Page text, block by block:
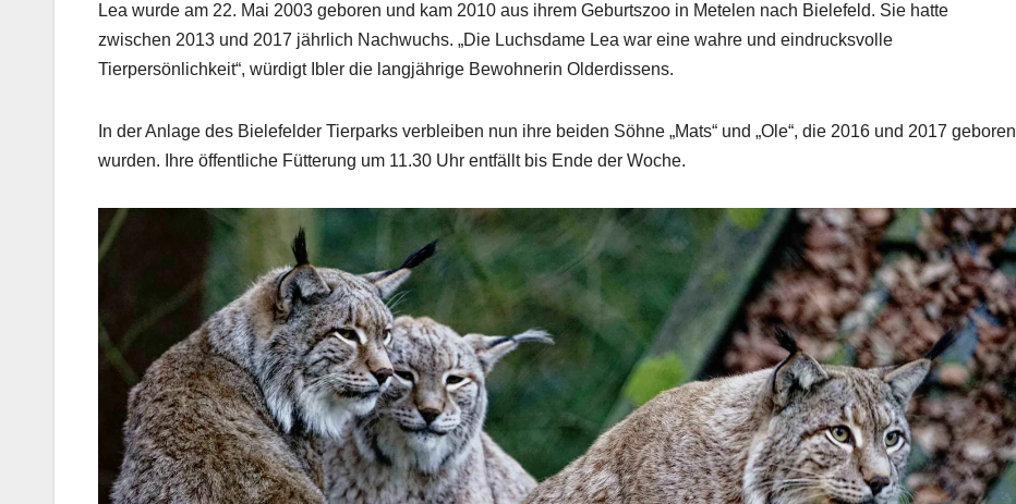
Lea wurde am 22. Mai 2003 geboren und kam 2010 aus ihrem Geburtszoo in Metelen nach Bielefeld. Sie hatte
zwischen 2013 und 2017 jährlich Nachwuchs. „Die Luchsdame Lea war eine wahre und eindrucksvolle
Tierpersönlichkeit“, würdigt Ibler die langjährige Bewohnerin Olderdissens.
In der Anlage des Bielefelder Tierparks verbleiben nun ihre beiden Söhne „Mats“ und „Ole“, die 2016 und 2017 geboren
wurden. Ihre öffentliche Fütterung um 11.30 Uhr entfällt bis Ende der Woche.